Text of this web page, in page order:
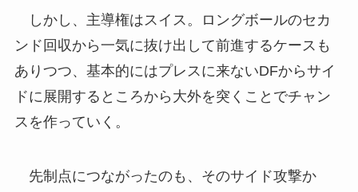
しかし、主導権はスイス。ロングボールのセカ
ンド回収から一気に抜け出して前進するケースも
ありつつ、基本的にはプレスに来ないDFからサイ
ドに展開するところから大外を突くことでチャン
スを作っていく。
先制点につながったのも、そのサイド攻撃か